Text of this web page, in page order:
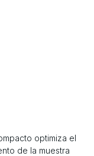
optimiza el
de la muestra